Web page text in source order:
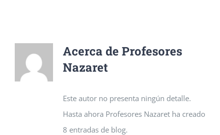
Acerca de Profesores
Nazaret
Este autor no presenta ningún detalle.
Hasta ahora Profesores Nazaret ha creado
8 entradas de blog.